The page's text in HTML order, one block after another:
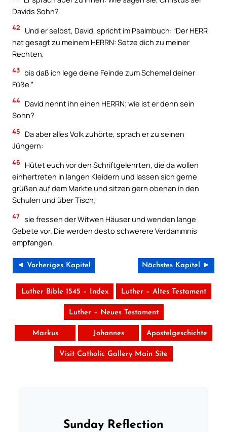
Davids Sohn?
42
Und er selbst, David, spricht im Psalmbuch: “Der HERR
hat gesagt zu meinem HERRN: Setze dich zu meiner
Rechten,
43 bis daß ich lege deine Feinde zum Schemel deiner
Füße.”
44 David nennt ihn einen HERRN; wie ist er denn sein
Sohn?
45
Da aber alles Volk zuhörte, sprach er zu seinen
Jüngern:
46 Hütet euch vor den Schriftgelehrten, die da wollen
einhertreten in langen Kleidern und lassen sich gerne
grüßen auf dem Markte und sitzen gern obenan in den
Schulen und über Tisch;
47 sie fressen der Witwen Häuser und wenden lange
Gebete vor. Die werden desto schwerere Verdammnis
empfangen.
◄ Vorheriges Kapitel Nächstes Kapitel ►
Luther Bible 1545 – Index Luther – Altes Testament
Luther – Neues Testament
Markus Johannes Apostelgeschichte
Visit Catholic Gallery Main Site
Sunday Reflection
Download the Catholic
Gallery app for offline Mass
audio Bible — all in one
place.
Available on:
No Thanks